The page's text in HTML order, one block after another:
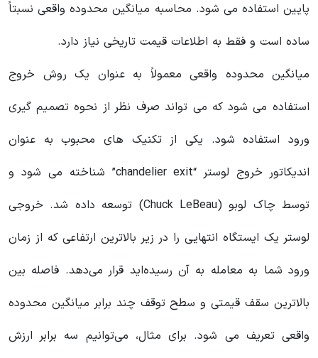
پایین استفاده می شود. محاسبه میانگین محدوده واقعی نسبتاً
ساده است و فقط به اطلاعات قیمت تاریخی نیاز دارد.
میانگین محدوده واقعی معمولاً به عنوان یک روش خروج
استفاده می شود که می تواند صرف نظر از نحوه تصمیم گیری
ورود استفاده شود. یکی از تکنیک های محبوب به عنوان
اندیکاتور خروج لوستر “chandelier exit” شناخته می شود و
توسط چاک لوبو (Chuck LeBeau) توسعه داده شد. خروجی
لوستر یک ایستگاه انتهایی را در زیر بالاترین ارتفاعی که از زمان
ورود شما به معامله به آن رسیده‌اید قرار می‌دهد. فاصله بین
بالاترین سقف قیمتی و سطح توقف چند برابر میانگین محدوده
واقعی تعریف می شود. برای مثال، می‌توانیم سه برابر ارزش